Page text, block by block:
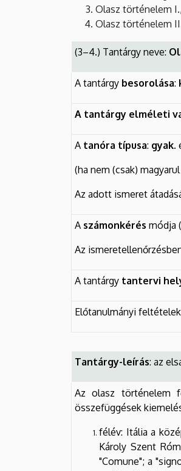
Olasz történelem I.,
Olasz történelem
(3–4.) Tantárgy neve:
A tantárgy besorolása:
A tantárgy elméleti
A tanóra típusa: gyak.
(ha nem (csak)
Az adott ismeret
A számonkérés módja
Az
A tantárgy tantervi
Előtanulmányi
Tantárgy-leírás: az
Az olasz történelem
összefüggések
félév: Itália a
Károly Szent
"Comune"; a